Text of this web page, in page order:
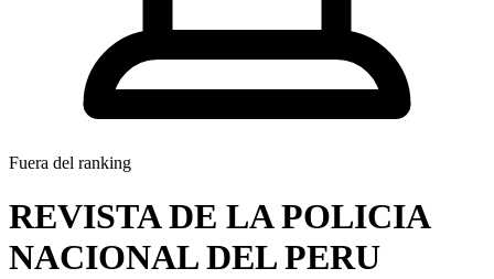
Fuera del ranking
REVISTA DE LA POLICIA
NACIONAL DEL PERU